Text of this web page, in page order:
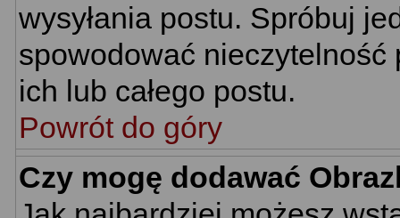
wysyłania postu. Spróbuj
spowodować
ich lub całego postu.
Powrót do góry
Czy mogę dodawać